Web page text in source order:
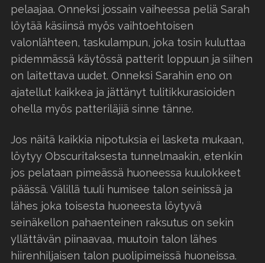
pelaajaa. Onneksi jossain vaiheessa peliä Sarah
löytää käsiinsä myös vaihtoehtoisen
valonlähteen, taskulampun, joka tosin kuluttaa
pidemmässä käytössä patterit loppuun ja siihen
on laitettava uudet. Onneksi Sarahin eno on
ajatellut kaikkea ja jättänyt tulitikkurasioiden
ohella myös patteriläjiä sinne tänne.
Jos näitä kaikkia nipotuksia ei lasketa mukaan,
löytyy Obscuritaksesta tunnelmaakin, etenkin
jos pelataan pimeässä huoneessa kuulokkeet
päässä. Välillä tuuli humisee talon seinissä ja
lähes joka toisesta huoneesta löytyvä
seinäkellon pahaenteinen raksutus on sekin
yllättävän piinaavaa, muutoin talon lähes
hiirenhiljaisen talon puolipimeissä huoneissa.